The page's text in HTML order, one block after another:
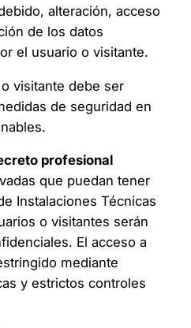
alteración, acceso
de los datos
el usuario o visitante.
visitante debe ser
de seguridad en
profesional
que puedan tener
Instalaciones Técnicas
o visitantes serán
El acceso a
mediante
y estrictos controles